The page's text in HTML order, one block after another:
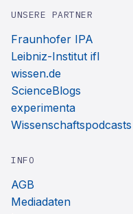
UNSERE PARTNER
Fraunhofer IPA
Leibniz-Institut ifl
wissen.de
ScienceBlogs
experimenta
Wissenschaftspodcasts
INFO
AGB
Mediadaten